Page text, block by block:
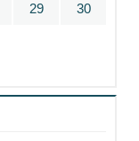
29 30